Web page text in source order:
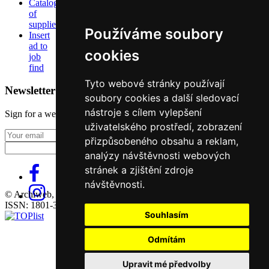
Používáme soubory
cookies
Tyto webové stránky používají
soubory cookies a další sledovací
nástroje s cílem vylepšení
uživatelského prostředí, zobrazení
přizpůsobeného obsahu a reklam,
analýzy návštěvnosti webových
stránek a zjištění zdroje
návštěvnosti.
Souhlasím
Odmítám
Upravit mé předvolby
Catalog
of
suppliers
Insert
ad to
job
find
Newsletter
Sign for a weekly newsletter:
Fill in „nospam“
© Archiweb, s.r.o. 1997-2026
ISSN: 1801-3902